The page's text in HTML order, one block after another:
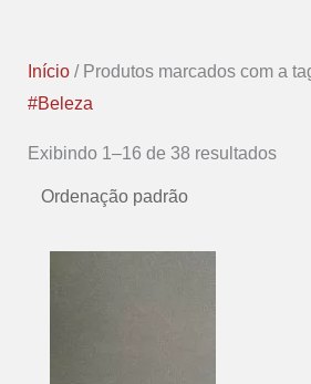
Início/ Produtos marcados com a
#Beleza
Exibindo 1–16 de 38 resultados